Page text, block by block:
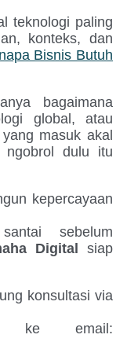
teknologi paling
konteks, dan
Bisnis Butuh
bagaimana
global, atau
masuk akal
dulu itu
kepercayaan
sebelum
Digital siap
konsultasi via
ke email: